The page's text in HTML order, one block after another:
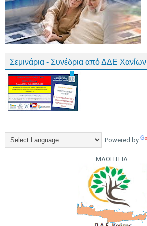
Σεμινάρια - Συνέδρια από ΔΔΕ Χανίων
Powered by
ΜΑΘΗΤΕΙΑ